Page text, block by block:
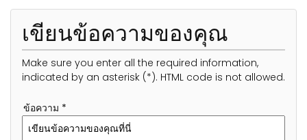
เขียนข้อความของคุณ
Make sure you enter all the required information,
indicated by an asterisk (*). HTML code is not allowed.
ข้อความ *